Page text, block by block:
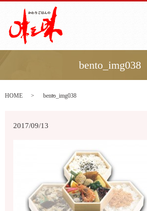
bento_img038
HOME bento_img038
2017/09/13